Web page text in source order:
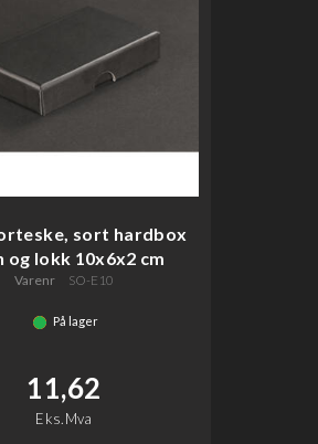
sort hardbox
og lokk 10x6x2 cm
Varenr SO-E10
På lager
11,62
Eks.Mva